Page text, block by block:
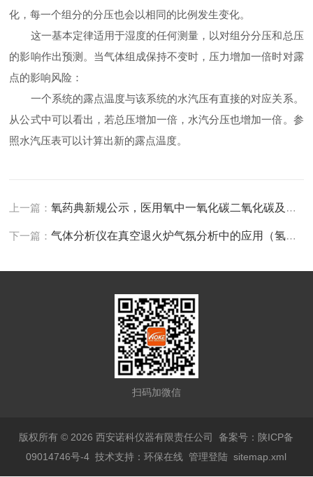
化，每一个组分的分压也会以相同的比例发生变化。
这一基本定律适用于湿度的任何测量，以对组分分压和总压
的影响作出预测。当气体组成保持不变时，压力增加一倍时对露
点的影响风险：
一个系统的露点温度与该系统的水汽压有直接的对应关系。
从公式中可以看出，若总压增加一倍，水汽分压也增加一倍。参
照水汽压表可以计算出新的露点温度。
上一篇：氧药典新规公示，医用氧中一氧化碳二氧化碳及氧纯度检测都有那些标准
下一篇：气体分析仪在真空退火炉气氛分析中的应用（氢氧露点）
扫码加微信
版权所有 © 2026 西安诺科仪器有限责任公司备案号：陕ICP备
09014746号-4 技术支持：环保在线 管理登陆 sitemap.xml